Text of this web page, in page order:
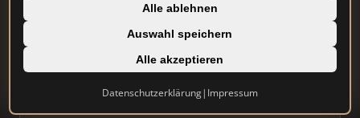
Alle ablehnen
Auswahl speichern
Alle akzeptieren
Datenschutzerklärung| Impressum